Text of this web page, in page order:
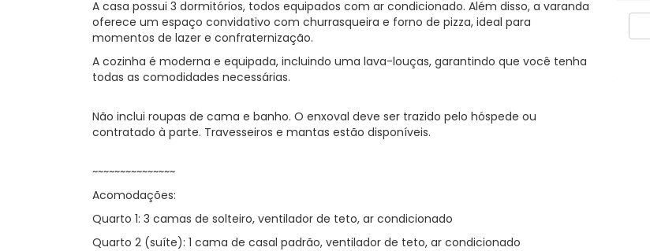
A casa possui 3 dormitórios, todos equipados com ar condicionado. Além disso, a varanda
oferece um espaço convidativo com churrasqueira e forno de pizza, ideal para
momentos de lazer e confraternização.
A cozinha é moderna e equipada, incluindo uma lava-louças, garantindo que você tenha
todas as comodidades necessárias.
Não inclui roupas de cama e banho. O enxoval deve ser trazido pelo hóspede ou
contratado à parte. Travesseiros e mantas estão disponíveis.
~~~~~~~~~~~~~~~
Acomodações:
Quarto 1: 3 camas de solteiro, ventilador de teto, ar condicionado
Quarto 2 (suíte): 1 cama de casal padrão, ventilador de teto, ar condicionado